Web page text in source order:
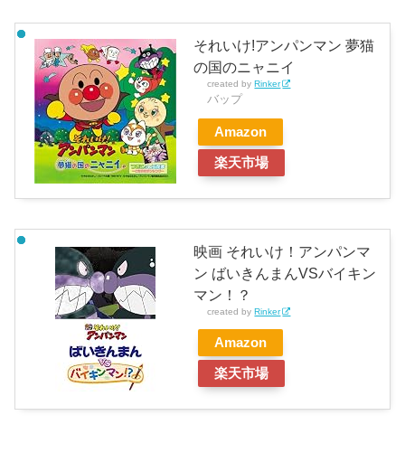
それいけ!アンパンマン 夢猫
の国のニャニイ
created byRinker
バップ
Amazon
楽天市場
映画 それいけ！アンパンマ
ン ばいきんまんVSバイキン
マン！？
created byRinker
Amazon
楽天市場